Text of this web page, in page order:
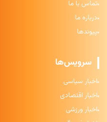
تماس با ما
درباره ما
پیوندها
سرویس‌ها
اخبار سیاسی
اخبار اقتصادی
اخبار ورزشی